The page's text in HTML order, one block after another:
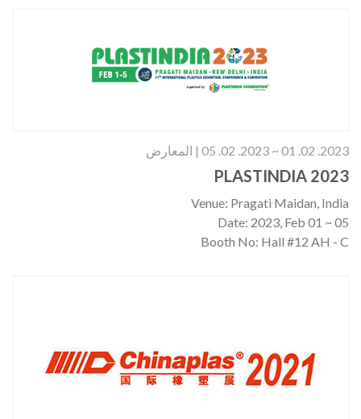
2023. 02. 01 ~ 2023. 02. 05 | المعارض
PLASTINDIA 2023
Venue: Pragati Maidan, India
Date: 2023, Feb 01 ~ 05
Booth No: Hall #12 AH - C